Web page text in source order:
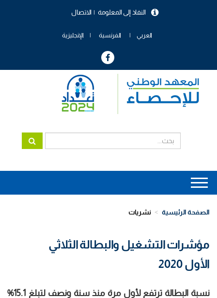
الاتصال النفاذ إلى المعلومة
العربي الفرنسية الإنجليزية
Main
navigation
الصفحة الرئيسية نشريات
مؤشرات التشغيل والبطالة الثلاثي
الأول 2020
نسبة البطالة ترتفع لأول مرة منذ سنة ونصف لتبلغ 15.1%